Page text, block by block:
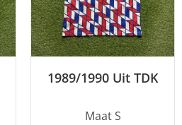
1989/1990 Uit TDK
Maat S